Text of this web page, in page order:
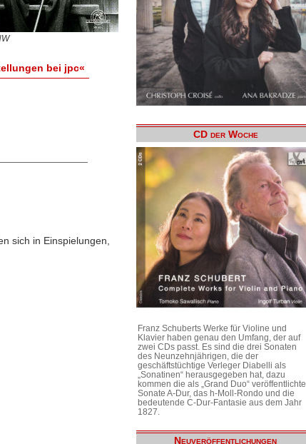
bei jpc«
sich in Einspielungen,
CD der Woche
Franz Schuberts Werke für Violine und
Klavier haben genau den Umfang, der auf
zwei CDs passt. Es sind die drei Sonaten
des Neunzehnjährigen, die der
geschäftstüchtige Verleger Diabelli als
„Sonatinen“ herausgegeben hat, dazu
kommen die als „Grand Duo“ veröffentlichte
Sonate A-Dur, das h-Moll-Rondo und die
bedeutende C-Dur-Fantasie aus dem Jahr
1827.
Neuveröffentlichungen